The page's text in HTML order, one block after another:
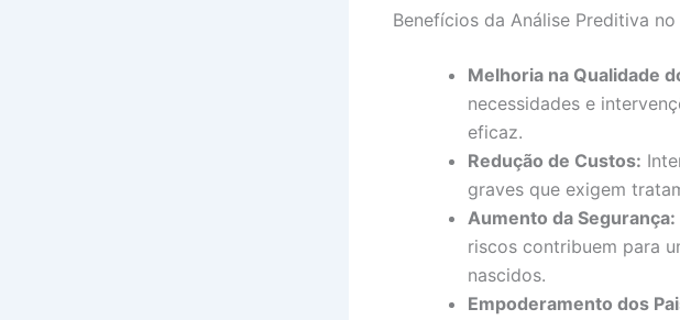
Benefícios da Análise Preditiva
Melhoria na Qualidade
necessidades e
eficaz.
Redução de Custos:
graves que exigem
Aumento da Segurança:
riscos contribuem para
nascidos.
Empoderamento dos